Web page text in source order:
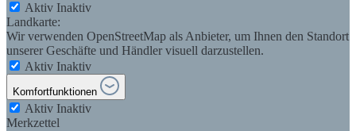
Aktiv Inaktiv
Landkarte:
Wir verwenden OpenStreetMap als Anbieter, um Ihnen den Standort
unserer Geschäfte und Händler visuell darzustellen.
Aktiv Inaktiv
Komfortfunktionen
Aktiv Inaktiv
Merkzettel